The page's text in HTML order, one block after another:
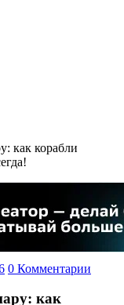
как корабли
0 Комментарии
как